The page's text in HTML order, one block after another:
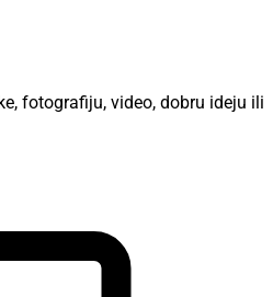
fotografiju, video, dobru ideju ili